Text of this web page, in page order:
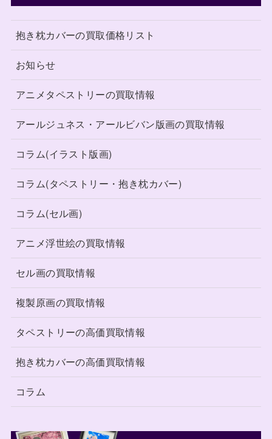
抱き枕カバーの買取価格リスト
お知らせ
アニメタペストリーの買取情報
アールジュネス・アールビバン版画の買取情報
コラム(イラスト版画)
コラム(タペストリー・抱き枕カバー)
コラム(セル画)
アニメ浮世絵の買取情報
セル画の買取情報
複製原画の買取情報
タペストリーの高価買取情報
抱き枕カバーの高価買取情報
コラム